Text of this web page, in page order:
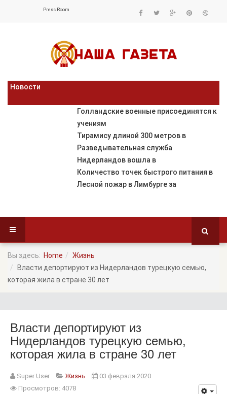
Press Room
Новости
Голландские военные присоединятся к
учениям
Тирамису длиной 300 метров в
Разведывательная служба
Нидерландов вошла в
Количество точек быстрого питания в
Лесной пожар в Лимбурге за
Вы здесь: Home
Жизнь
Власти депортируют из Нидерландов турецкую семью,
которая жила в стране 30 лет
Власти депортируют из
Нидерландов турецкую семью,
которая жила в стране 30 лет
Super User Жизнь
03 февраля 2020
Просмотров: 4078